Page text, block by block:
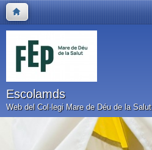
Escolamds
Web del Col·legi Mare de Déu de la Salut